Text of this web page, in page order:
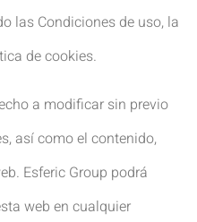
las Condiciones de uso, la
de cookies.
a modificar sin previo
así como el contenido,
Esferic Group podrá
web en cualquier